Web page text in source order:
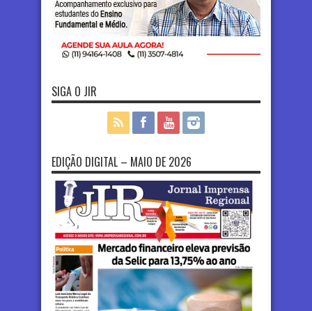
SIGA O JIR
EDIÇÃO DIGITAL – MAIO DE 2026